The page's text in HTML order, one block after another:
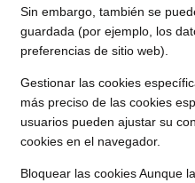
Sin embargo, también se
guardada (por ejemplo, los
preferencias de sitio web).
Gestionar las cookies
más preciso de las cookies
usuarios pueden ajustar su
cookies en el navegador.
Bloquear las cookies Aunque